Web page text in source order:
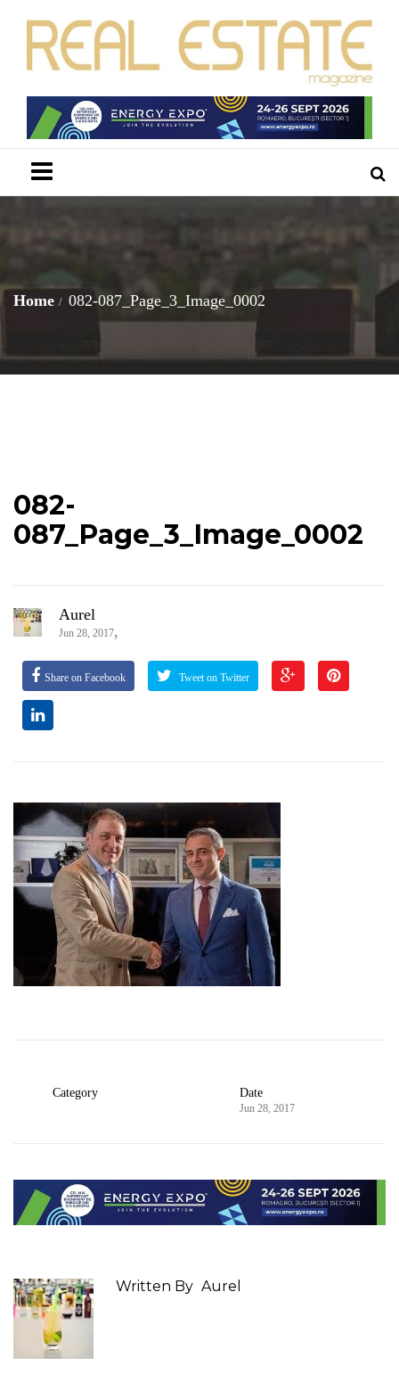
Home 082-087_Page_3_Image_0002
082-
087_Page_3_Image_0002
Aurel
Jun 28, 2017,
Share on Facebook Tweet on Twitter
Category Date
Jun 28, 2017
Written By Aurel